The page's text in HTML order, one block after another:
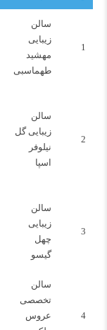
1
سالن
زیبایی
مهشید
طهماسبی
2
سالن
زیبایی گل
نیلوفر
اسپا
3
سالن
زیبایی
چهل
گیسو
4
سالن
تخصصی
عروس